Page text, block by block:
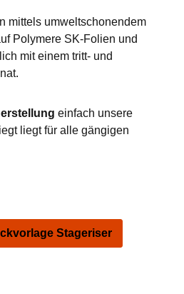
mittels umweltschonendem
Polymere SK-Folien und
mit einem tritt- und
einfach unsere
liegt für alle gängigen
Stageriser